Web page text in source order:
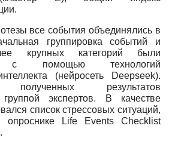
все события объединялись в
группировка событий и
крупных категорий были
c помощью технологий
(нейросеть Deepseek).
полученных результатов
группой экспертов. В качестве
список стрессовых ситуаций,
опроснике Life Events Checklist